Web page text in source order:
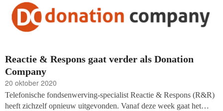
Reactie & Respons gaat verder als Donation
Company
20 oktober 2020
Telefonische fondsenwerving-specialist Reactie & Respons (R&R)
heeft zichzelf opnieuw uitgevonden. Vanaf deze week gaat het